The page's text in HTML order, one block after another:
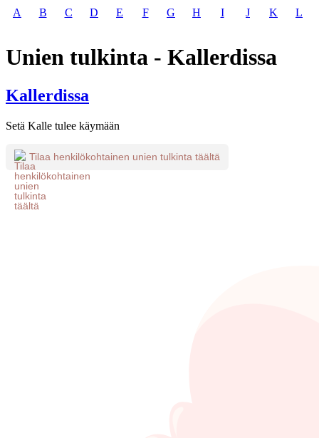
A B C D E F G H I J K L
Unien tulkinta - Kallerdissa
Kallerdissa
Setä Kalle tulee käymään
Tilaa henkilökohtainen unien tulkinta täältä